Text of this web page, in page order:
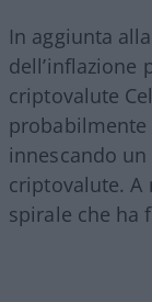
In aggiunta
dell’inflazione
criptovalute
probabilmente
innescando
criptovalute. A
spirale che ha